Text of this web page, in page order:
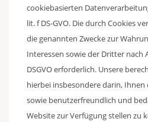
cookiebasierten
lit. f DS-GVO. Die durch Cookies
die genannten Zwecke zur
Interessen sowie der Dritter nach
DSGVO erforderlich. Unsere
hierbei insbesondere darin,
sowie benutzerfreundlich und
Website zur Verfügung stellen zu